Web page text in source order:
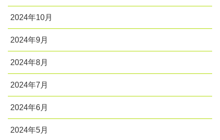
2024年10月
2024年9月
2024年8月
2024年7月
2024年6月
2024年5月